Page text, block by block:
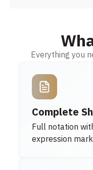
Everything you
Complete
Full notation
expression